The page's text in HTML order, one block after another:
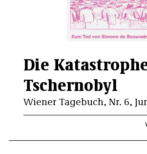
Die
Tschernobyl
Wiener Tagebuch, Nr. 6,